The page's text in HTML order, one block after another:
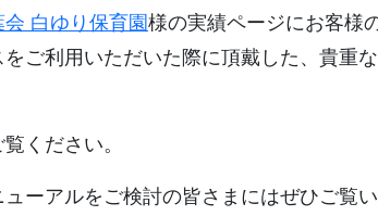
白ゆり保育園様の実績ページにお客様
ご利用いただいた際に頂戴した、貴重
覧ください。
ーアルをご検討の皆さまにはぜひご覧